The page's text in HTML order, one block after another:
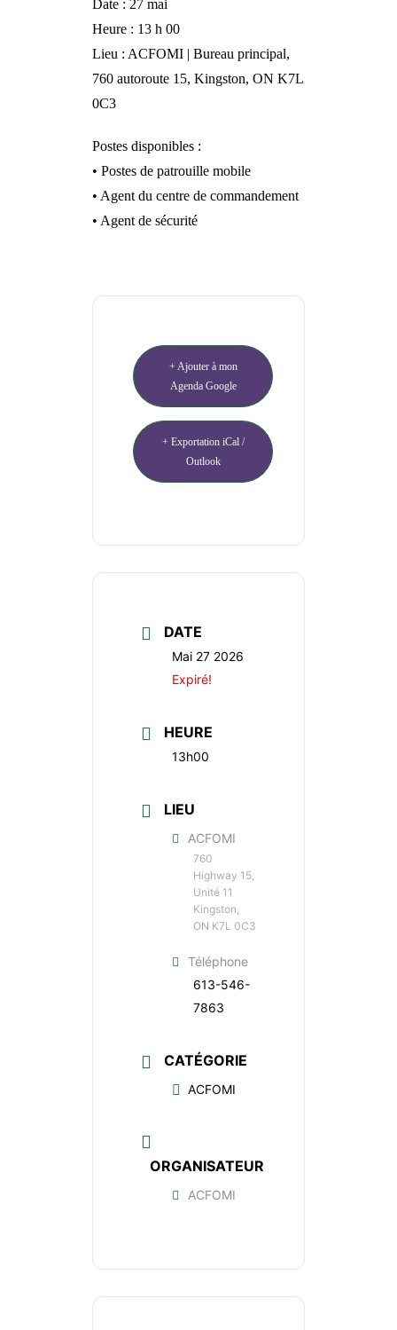
Date : 27 mai
Heure : 13 h 00
Lieu : ACFOMI | Bureau principal,
760 autoroute 15, Kingston, ON K7L
0C3
Postes disponibles :
• Postes de patrouille mobile
• Agent du centre de commandement
• Agent de sécurité
+ Ajouter à mon
Agenda Google
+ Exportation iCal /
Outlook
DATE
Mai 27 2026
Expiré!
HEURE
13h00
LIEU
ACFOMI
760
Highway 15,
Unité 11
Kingston,
ON K7L 0C3
Téléphone
613-546-
7863
CATÉGORIE
ACFOMI
ORGANISATEUR
ACFOMI